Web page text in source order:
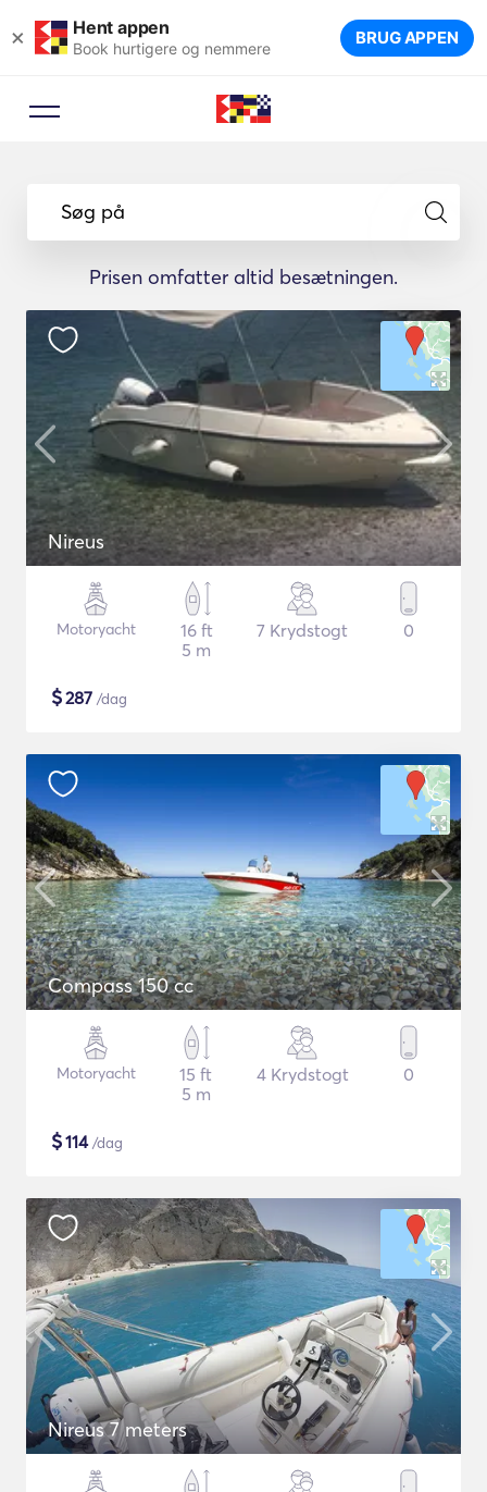
× Hent appen
Book hurtigere og nemmere BRUG APPEN
Søg på
Prisen omfatter altid besætningen.
Nireus
Motoryacht
16 ft
5 m
7 Krydstogt 0
$287 /dag
Compass 150 cc
Motoryacht
15 ft
5 m
4 Krydstogt 0
$114/dag
Nireus 7 meters